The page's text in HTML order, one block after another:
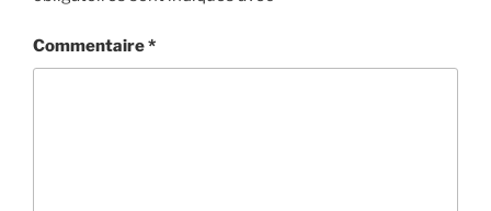
Commentaire*